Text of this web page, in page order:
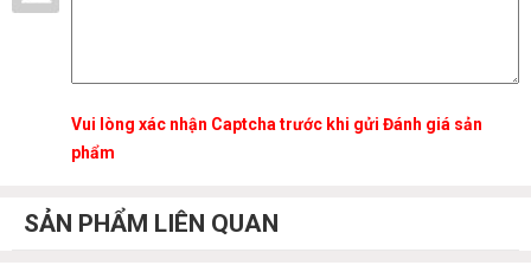
Vui lòng xác nhận Captcha trước khi gửi Đánh giá sản
phẩm
SẢN PHẨM LIÊN QUAN